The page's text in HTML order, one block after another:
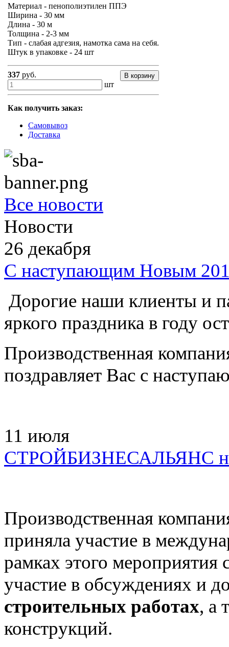
Материал - пенополиэтилен ППЭ
Ширина - 30 мм
Длина - 30 м
Толщина - 2-3 мм
Тип - слабая адгезия, намотка сама на себя.
Штук в упаковке - 24 шт
337 руб.
шт
Как получить заказ:
Самовывоз
Доставка
Все новости
Новости
26 декабря
С наступающим Новым
Дорогие наши клиенты и
яркого праздника в году
Производственная
поздравляет Вас с
11 июля
СТРОЙБИЗНЕСАЛЬЯНС на
Производственная
приняла участие в
рамках этого
участие в обсуждениях и
строительных работах, а
конструкций.